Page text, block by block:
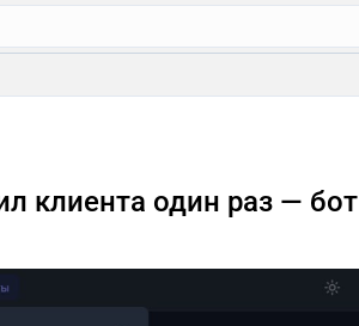
клиента один раз — бот